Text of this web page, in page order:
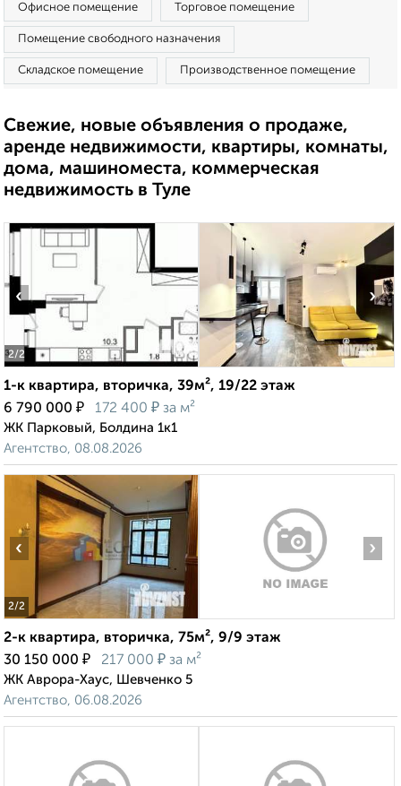
Офисное помещение Торговое помещение
Помещение свободного назначения
Складское помещение Производственное помещение
Свежие, новые объявления о продаже,
аренде недвижимости, квартиры, комнаты,
дома, машиноместа, коммерческая
недвижимость в Туле
2/2
‹ ›
1-к квартира, вторичка, 39м², 19/22 этаж
6 790 000 ₽ 172 400 ₽ за м²
ЖК Парковый, Болдина 1к1
Агентство, 08.08.2026
2/2
‹ ›
2-к квартира, вторичка, 75м², 9/9 этаж
30 150 000 ₽ 217 000 ₽ за м²
ЖК Аврора-Хаус, Шевченко 5
Агентство, 06.08.2026